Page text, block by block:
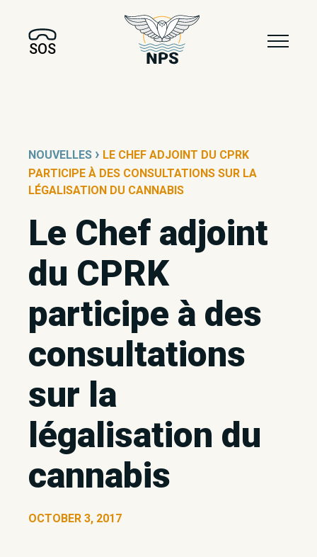
SOS
NOUVELLES › LE CHEF ADJOINT DU CPRK
PARTICIPE À DES CONSULTATIONS SUR LA
LÉGALISATION DU CANNABIS
Le Chef adjoint
du CPRK
participe à des
consultations
sur la
légalisation du
cannabis
OCTOBER 3, 2017